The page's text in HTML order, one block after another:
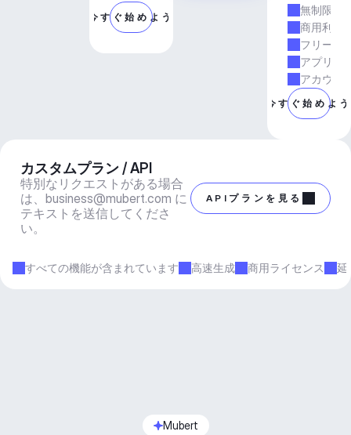
今すぐ始めよう
無制限の
商用利用
フリーラ
アプリと
アカウン
今すぐ始めよう
カスタムプラン / API
特別なリクエストがある場合
は、 business@mubert.com に
テキストを送信してくださ
い。
APIプランを見る
すべての機能が含まれています 高速生成 商用ライセンス 延
Mubert